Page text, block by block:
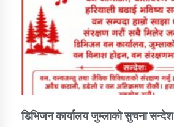
डिभिजन कार्यालय जुम्लाको सुचना सन्देश